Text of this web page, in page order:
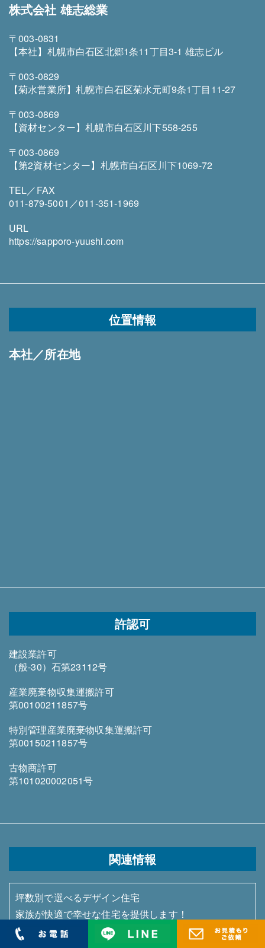
株式会社 雄志総業
〒003-0831
【本社】札幌市白石区北郷1条11丁目3-1 雄志ビル
〒003-0829
【菊水営業所】札幌市白石区菊水元町9条1丁目11-27
〒003-0869
【資材センター】札幌市白石区川下558-255
〒003-0869
【第2資材センター】札幌市白石区川下1069-72
TEL／FAX
011-879-5001／011-351-1969
URL
https://sapporo-yuushi.com
位置情報
本社／所在地
許認可
建設業許可
（般-30）石第23112号
産業廃棄物収集運搬許可
第00100211857号
特別管理産業廃棄物収集運搬許可
第00150211857号
古物商許可
第101020002051号
関連情報
坪数別で選べるデザイン住宅
家族が快適で幸せな住宅を提供します！